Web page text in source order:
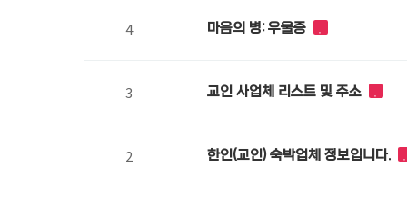
4 마음의 병: 우울증
3 교인 사업체 리스트 및 주소
2 한인(교인) 숙박업체 정보입니다.